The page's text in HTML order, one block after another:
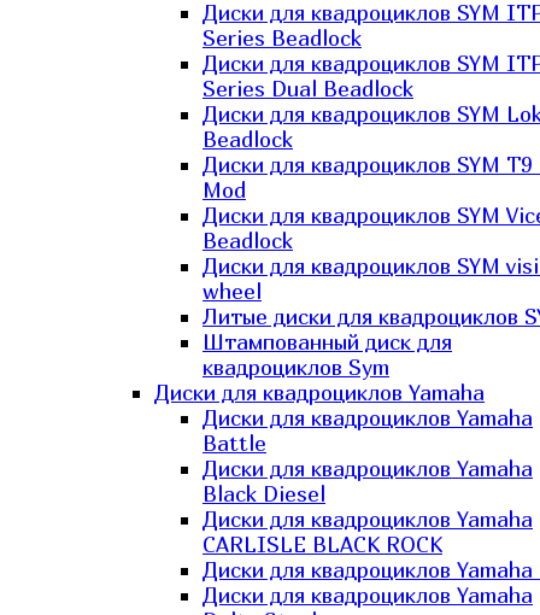
Диски для квадроциклов SYM
Series Beadlock
Диски для квадроциклов SYM
Series Dual Beadlock
Диски для квадроциклов SYM
Beadlock
Диски для квадроциклов SYM T9
Mod
Диски для квадроциклов SYM
Beadlock
Диски для квадроциклов SYM
wheel
Литые диски для квадроциклов
Штампованный диск для
квадроциклов Sym
Диски для квадроциклов Yamaha
Диски для квадроциклов Yamaha
Battle
Диски для квадроциклов Yamaha
Black Diesel
Диски для квадроциклов Yamaha
CARLISLE BLACK ROCK
Диски для квадроциклов Yamaha
Диски для квадроциклов Yamaha